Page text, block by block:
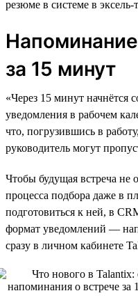
резюме в системе в эксель-
за 15 минут
«Через 15 минут начнётся
уведомления в рабочем
что, погрузившись в
руководитель могут
Чтобы будущая встреча не
процесса подбора даже в
подготовиться к ней, в
формат уведомлений —
сразу в личном кабинете